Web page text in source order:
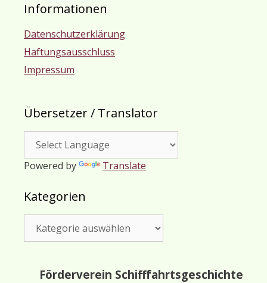
Informationen
Datenschutzerklärung
Haftungsausschluss
Impressum
Übersetzer / Translator
Powered by Translate
Kategorien
Förderverein Schifffahrtsgeschichte